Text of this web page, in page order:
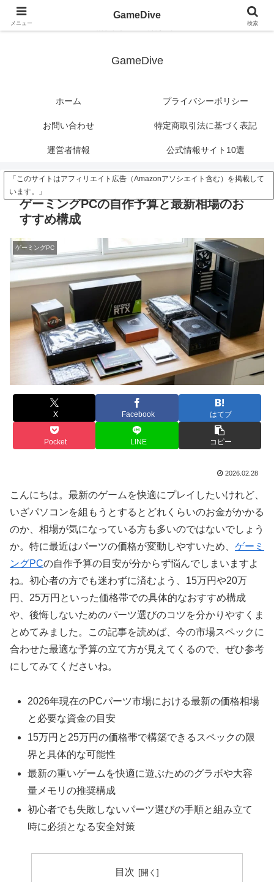
GameDive
ホーム プライバシーポリシー
お問い合わせ 特定商取引法に基づく表記
運営者情報 公式情報サイト10選
「このサイトはアフィリエイト広告（Amazonアソシエイト含む）を掲載して
います。」
ゲーミングPCの自作予算と最新相場のお
すすめ構成
ゲーミングPC
X Facebook はてブ
Pocket LINE コピー
2026.02.28
こんにちは。最新のゲームを快適にプレイしたいけれど、
いざパソコンを組もうとするとどれくらいのお金がかかる
のか、相場が気になっている方も多いのではないでしょう
か。特に最近はパーツの価格が変動しやすいため、 ゲーミ
ングPCの自作予算の目安が分からず悩んでしまいますよ
ね。初心者の方でも迷わずに済むよう、15万円や20万
円、25万円といった価格帯での具体的なおすすめ構成
や、後悔しないためのパーツ選びのコツを分かりやすくま
とめてみました。この記事を読めば、今の市場スペックに
合わせた最適な予算の立て方が見えてくるので、ぜひ参考
にしてみてくださいね。
2026年現在のPCパーツ市場における最新の価格相場
と必要な資金の目安
15万円と25万円の価格帯で構築できるスペックの限
界と具体的な可能性
最新の重いゲームを快適に遊ぶためのグラボや大容
量メモリの推奨構成
初心者でも失敗しないパーツ選びの手順と組み立て
時に必須となる安全対策
目次
メニュー
GameDive
検索